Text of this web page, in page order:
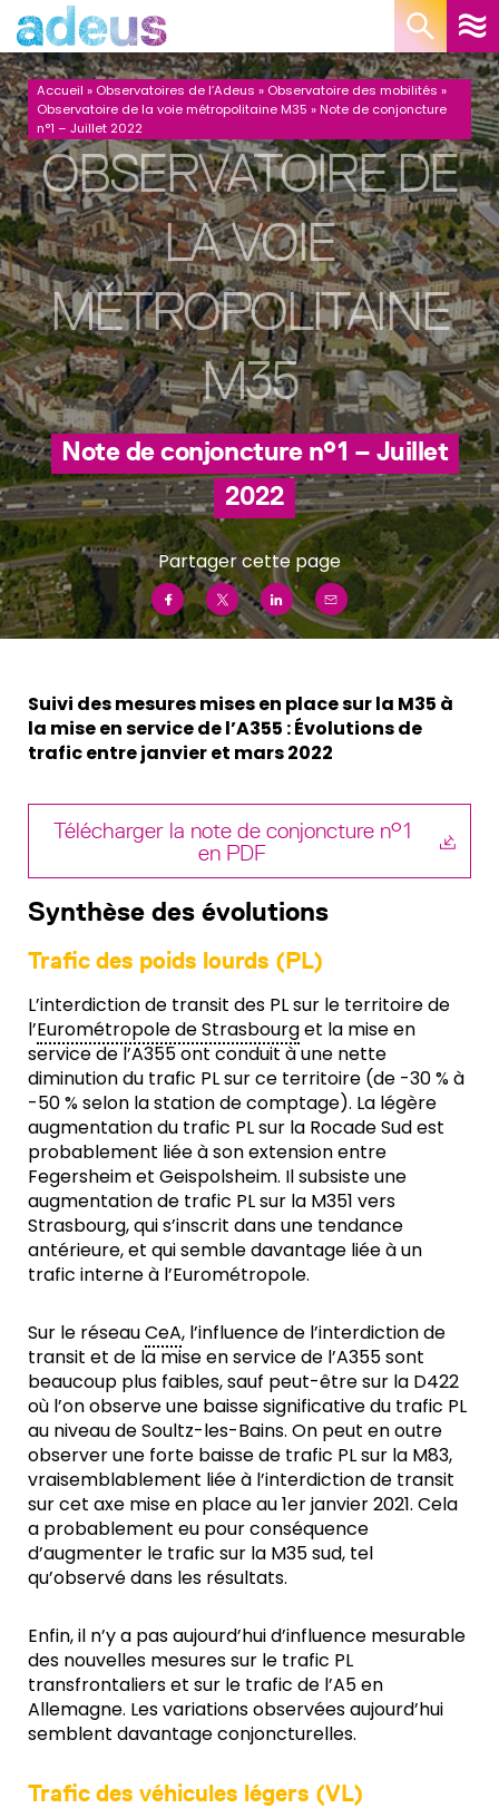
Accueil » Observatoires de l’Adeus » Observatoire des mobilités »
Observatoire de la voie métropolitaine M35 »Note de conjoncture
n°1 – Juillet 2022
OBSERVATOIRE DE
LA VOIE
MÉTROPOLITAINE
M35
Note de conjoncture n°1 – Juillet
2022
Partager cette page
Suivi des mesures mises en place sur la M35 à
la mise en service de l’A355 : Évolutions de
trafic entre janvier et mars 2022
Télécharger la note de conjoncture n°1
en PDF
Synthèse des évolutions
Trafic des poids lourds (PL)
L’interdiction de transit des PL sur le territoire de
l’Eurométropole de Strasbourget la mise en
service de l’A355 ont conduit à une nette
diminution du trafic PL sur ce territoire (de -30 % à
-50 % selon la station de comptage). La légère
augmentation du trafic PL sur la Rocade Sud est
probablement liée à son extension entre
Fegersheim et Geispolsheim. Il subsiste une
augmentation de trafic PL sur la M351 vers
Strasbourg, qui s’inscrit dans une tendance
antérieure, et qui semble davantage liée à un
trafic interne à l’Eurométropole.
Sur le réseauCeA, l’influence de l’interdiction de
transit et de la mise en service de l’A355 sont
beaucoup plus faibles, sauf peut-être sur la D422
où l’on observe une baisse significative du trafic PL
au niveau de Soultz-les-Bains. On peut en outre
observer une forte baisse de trafic PL sur la M83,
vraisemblablement liée à l’interdiction de transit
sur cet axe mise en place au 1er janvier 2021. Cela
a probablement eu pour conséquence
d’augmenter le trafic sur la M35 sud, tel
qu’observé dans les résultats.
Enfin, il n’y a pas aujourd’hui d’influence mesurable
des nouvelles mesures sur le trafic PL
transfrontaliers et sur le trafic de l’A5 en
Allemagne. Les variations observées aujourd’hui
semblent davantage conjoncturelles.
Trafic des véhicules légers (VL)
Panneau de gestion des cookies